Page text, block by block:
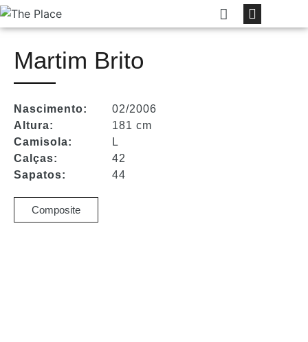
Martim Brito
Nascimento:
Altura:
Camisola:
Calças:
Sapatos:
02/2006
181 cm
L
42
44
Composite